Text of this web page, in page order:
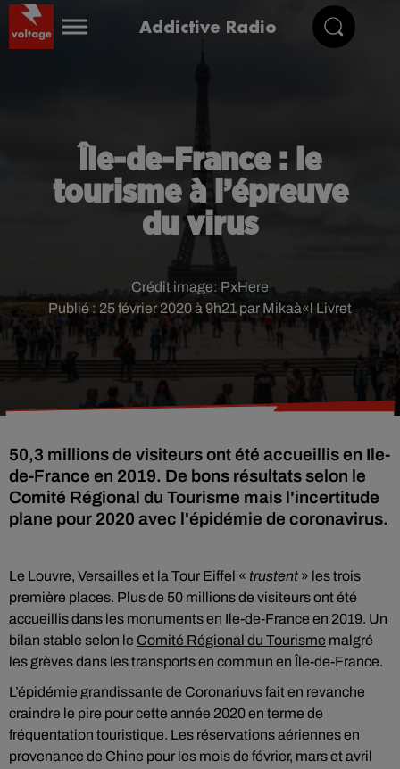
Addictive Radio
Île-de-France : le
tourisme à l’épreuve
du virus
Publié : 25 février 2020 à 9h21 par Mikaà«l Livret
Crédit image: PxHere
50,3 millions de visiteurs ont été accueillis en Ile-
de-France en 2019. De bons résultats selon le
Comité Régional du Tourisme mais l'incertitude
plane pour 2020 avec l'épidémie de coronavirus.
Le Louvre, Versailles et la Tour Eiffel « trustent » les trois
première places. Plus de 50 millions de visiteurs ont été
accueillis dans les monuments en Ile-de-France en 2019. Un
bilan stable selon le Comité Régional du Tourisme malgré
les grèves dans les transports en commun en Île-de-France.
L’épidémie grandissante de Coronariuvs fait en revanche
craindre le pire pour cette année 2020 en terme de
fréquentation touristique. Les réservations aériennes en
provenance de Chine pour les mois de février, mars et avril